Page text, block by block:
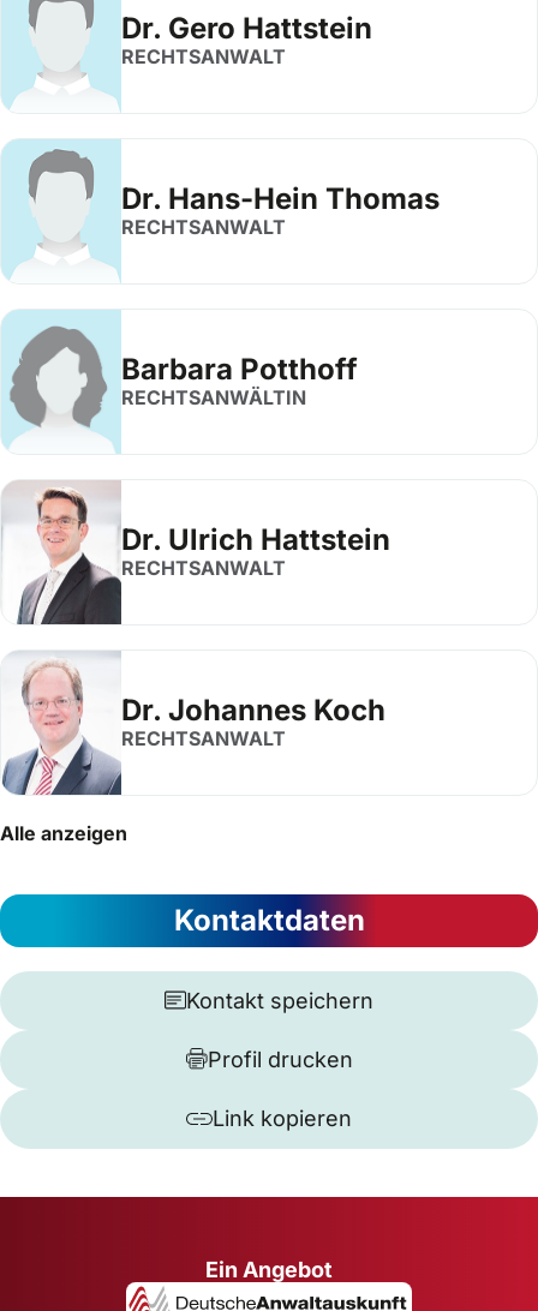
Dr. Gero Hattstein
RECHTSANWALT
Dr. Hans-Hein Thomas
RECHTSANWALT
Barbara Potthoff
RECHTSANWÄLTIN
Dr. Ulrich Hattstein
RECHTSANWALT
Dr. Johannes Koch
RECHTSANWALT
Alle anzeigen
Kontaktdaten
Kontakt speichern
Profil drucken
Link kopieren
Ein Angebot